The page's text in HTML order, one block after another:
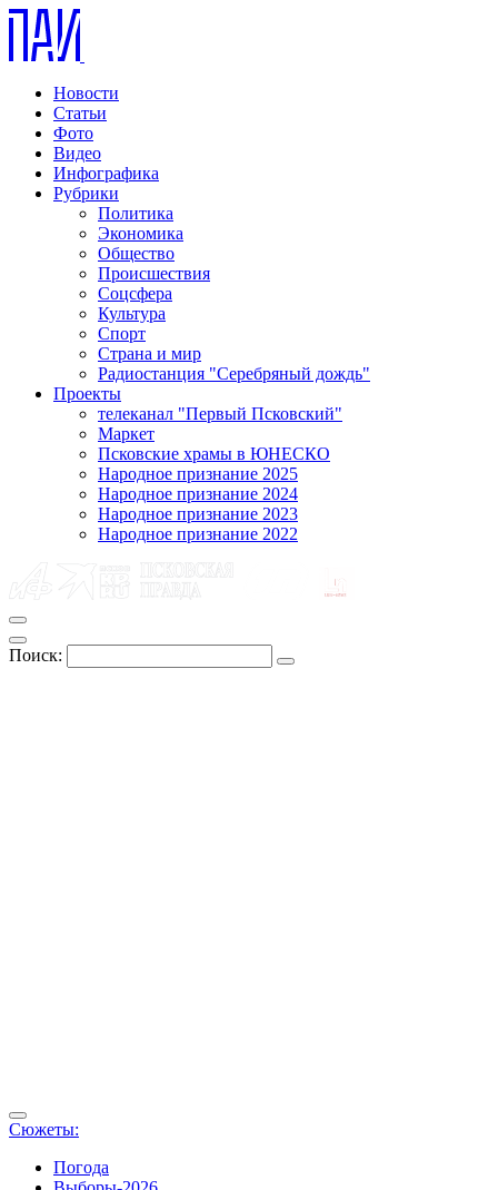
Новости
Статьи
Фото
Видео
Инфографика
Рубрики
Политика
Экономика
Общество
Происшествия
Соцсфера
Культура
Спорт
Страна и мир
Радиостанция "Серебряный дождь"
Проекты
телеканал "Первый Псковский"
Маркет
Псковские храмы в ЮНЕСКО
Народное признание 2025
Народное признание 2024
Народное признание 2023
Народное признание 2022
Поиск:
Сюжеты:
Погода